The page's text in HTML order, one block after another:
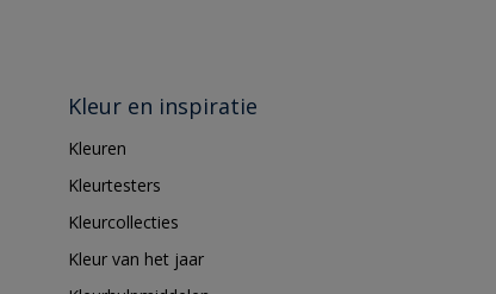
Kleur en inspiratie
Kleuren
Kleurtesters
Kleurcollecties
Kleur van het jaar